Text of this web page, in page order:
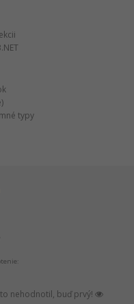
typy
nehodnotil, buď prvý!